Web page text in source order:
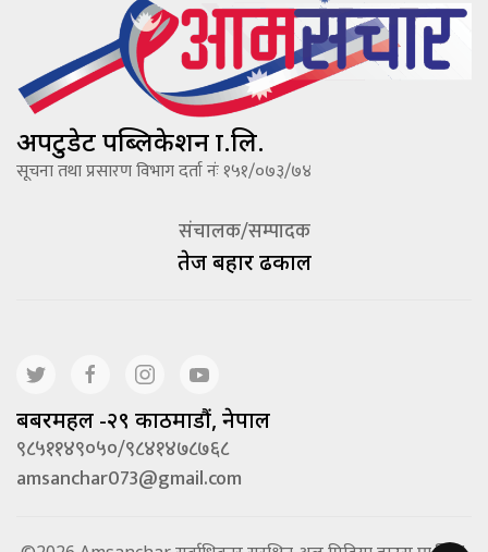
अपटुडेट पब्लिकेशन प्रा.लि.
सूचना तथा प्रसारण विभाग दर्ता नंः १५१/०७३/७४
संचालक/सम्पादक
तेज बहादूर ढकाल
बबरमहल -२९ काठमाडौं, नेपाल
९८५११४९०५०/९८४१४७८७६८
amsanchar073@gmail.com